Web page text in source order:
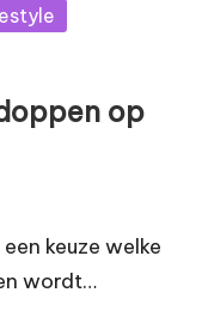
op
keuze welke
wordt…